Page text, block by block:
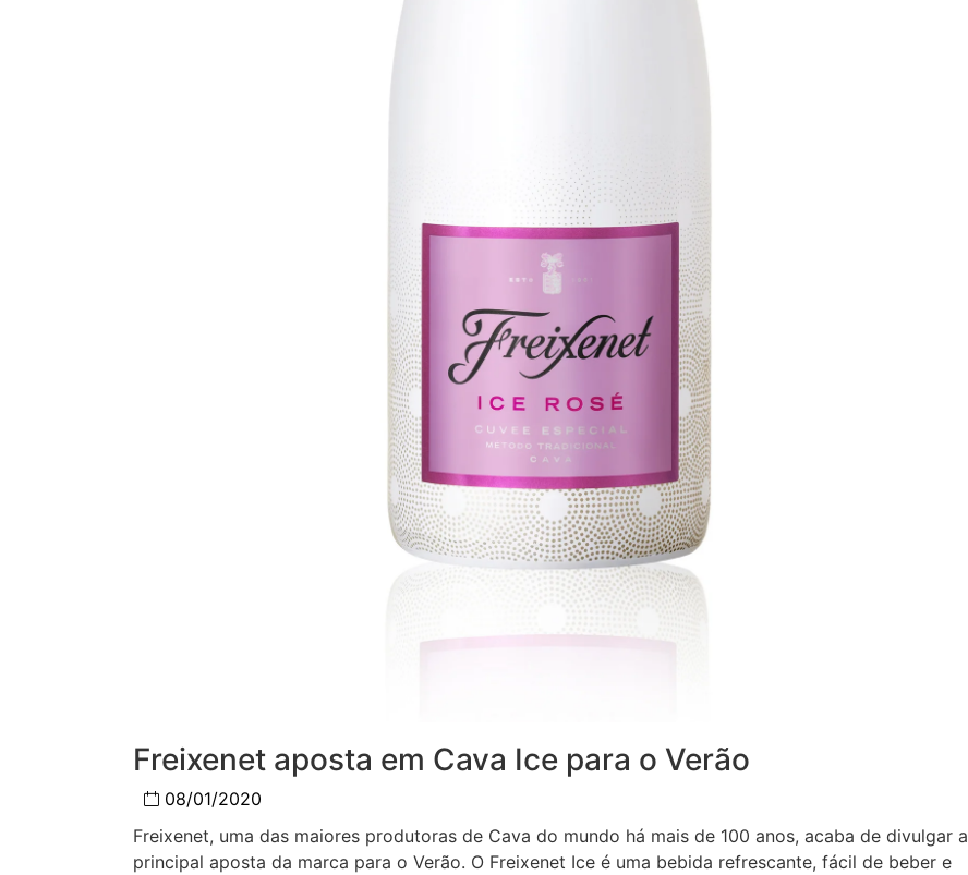
Freixenet aposta em Cava Ice para o Verão
08/01/2020
Freixenet, uma das maiores produtoras de Cava do mundo há mais de 100 anos, acaba de divulgar a
principal aposta da marca para o Verão. O Freixenet Ice é uma bebida refrescante, fácil de beber e